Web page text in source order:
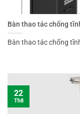
Bàn thao tác chống
Bàn thao tác chống
22
Th8